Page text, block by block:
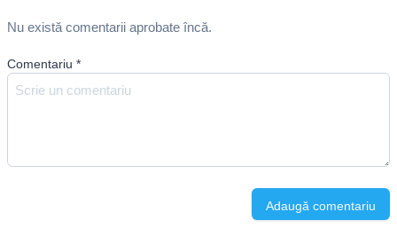
Nu există comentarii aprobate încă.
Comentariu *
Adaugă comentariu